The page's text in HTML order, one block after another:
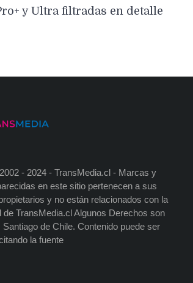
y Ultra filtradas en detalle
- 2024 - TransMedia.cl - Marcas y
en este sitio pertenecen a sus
y no están relacionados con la
de TransMedia.cl Algunos Derechos son
de Chile. Contenido puede ser
la fuente